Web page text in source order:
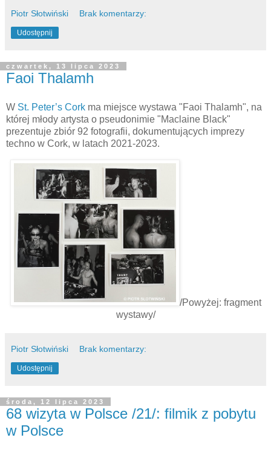
Piotr Słotwiński Brak komentarzy:
Udostępnij
czwartek, 13 lipca 2023
Faoi Thalamh
W St. Peter’s Cork ma miejsce wystawa "Faoi Thalamh", na
której młody artysta o pseudonimie "Maclaine Black"
prezentuje zbiór 92 fotografii, dokumentujących imprezy
techno w Cork, w latach 2021-2023.
/Powyżej: fragment
wystawy/
Piotr Słotwiński Brak komentarzy:
Udostępnij
środa, 12 lipca 2023
68 wizyta w Polsce /21/: filmik z pobytu
w Polsce